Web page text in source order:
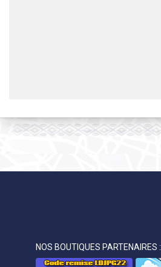
NOS BOUTIQUES PARTENAIRES :